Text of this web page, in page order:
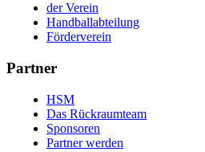
der Verein
Handballabteilung
Förderverein
Partner
HSM
Das Rückraumteam
Sponsoren
Partner werden